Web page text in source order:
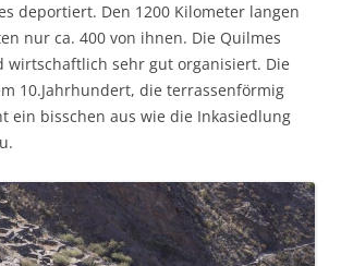
deportiert. Den 1200 Kilometer langen
nur ca. 400 von ihnen. Die Quilmes
wirtschaftlich sehr gut organisiert. Die
10.Jahrhundert, die terrassenförmig
ein bisschen aus wie die Inkasiedlung